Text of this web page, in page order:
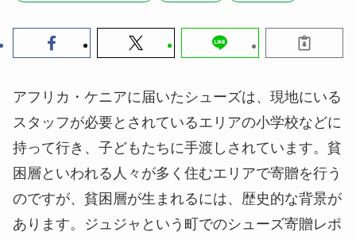
アフリカ・ケニアに届いたシューズは、現地にいる
スタッフが必要とされているエリアの小学校などに
持って行き、子どもたちに手渡しされています。貧
困層といわれる人々が多く住むエリアで寄贈を行う
のですが、貧困層が生まれるには、歴史的な背景が
あります。ジュジャという町でのシューズ寄贈レポ